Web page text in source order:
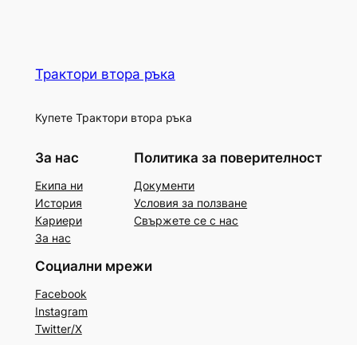
Трактори втора ръка
Купете Трактори втора ръка
За нас
Екипа ни
История
Кариери
За нас
Политика за поверителност
Документи
Условия за ползване
Свържете се с нас
Социални мрежи
Facebook
Instagram
Twitter/X